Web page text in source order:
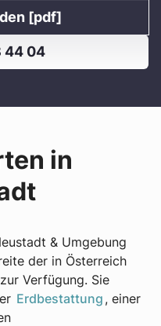
[pdf]
44 04
in
& Umgebung
der in Österreich
Verfügung. Sie
Erdbestattung , einer